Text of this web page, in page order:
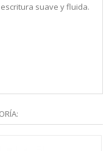
suave y fluida.